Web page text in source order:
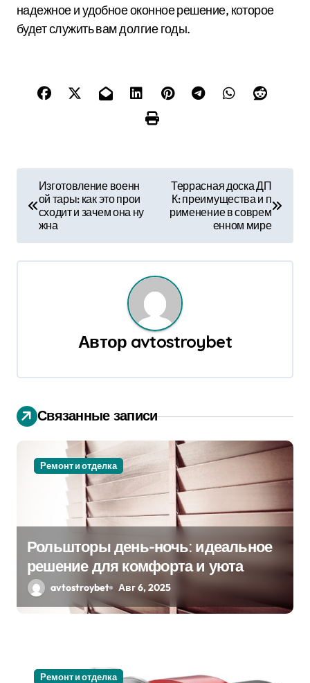
надежное и удобное оконное решение, которое
будет служить вам долгие годы.
в
и
и
я
п
а
п
и
с
Изготовление военн
ой тары: как это прои
сходит и зачем она ну
жна
Террасная доска ДП
К: преимущества и п
рименение в соврем
енном мире
Автор avtostroybet
Связанные записи
Ремонт и отделка
Рольшторы день-ночь: идеальное
решение для комфорта и уюта
avtostroybet Авг 6, 2025
Ремонт и отделка